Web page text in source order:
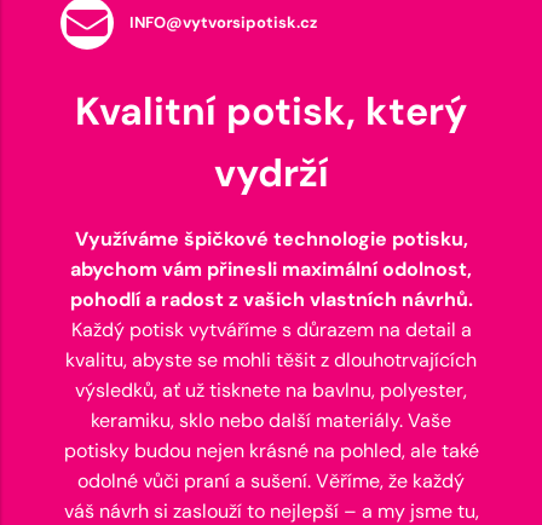
INFO@vytvorsipotisk.cz
Kvalitní potisk, který
vydrží
Využíváme špičkové technologie potisku,
abychom vám přinesli maximální odolnost,
pohodlí a radost z vašich vlastních návrhů.
Každý potisk vytváříme s důrazem na detail a
kvalitu, abyste se mohli těšit z dlouhotrvajících
výsledků, ať už tisknete na bavlnu, polyester,
keramiku, sklo nebo další materiály. Vaše
potisky budou nejen krásné na pohled, ale také
odolné vůči praní a sušení. Věříme, že každý
váš návrh si zaslouží to nejlepší – a my jsme tu,